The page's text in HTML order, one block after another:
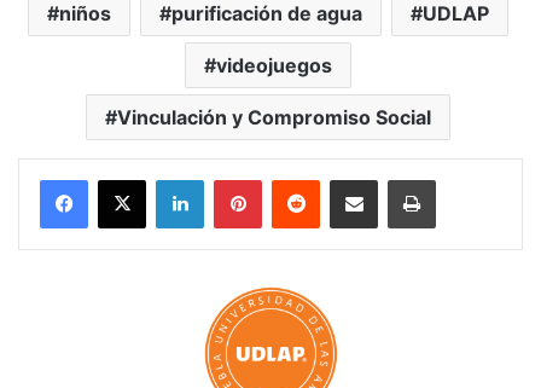
niños purificación de agua UDLAP
videojuegos
Vinculación y Compromiso Social
LinkedInPinterestReddit Share via Email Print